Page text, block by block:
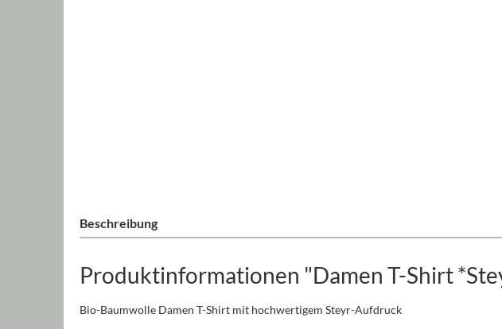
Beschreibung
Produktinformationen "Damen T-Shirt
Bio-Baumwolle Damen T-Shirt mit hochwertigem Steyr-Aufdruck